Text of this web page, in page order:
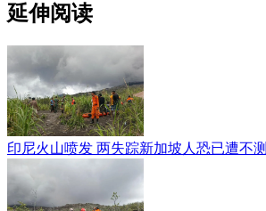
延伸阅读
印尼火山喷发 两失踪新加坡人恐已遭不测